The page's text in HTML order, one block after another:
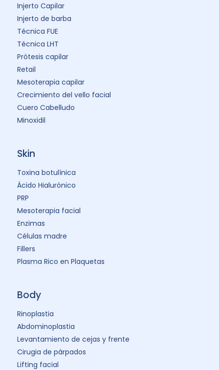
Injerto Capilar
Injerto de barba
Técnica FUE
Técnica LHT
Prótesis capilar
Retail
Mesoterapia capilar
Crecimiento del vello facial
Cuero Cabelludo
Minoxidil
Skin
Toxina botulínica
Ácido Hialurónico
PRP
Mesoterapia facial
Enzimas
Células madre
Fillers
Plasma Rico en Plaquetas
Body
Rinoplastia
Abdominoplastia
Levantamiento de cejas y frente
Cirugia de párpados
Lifting facial